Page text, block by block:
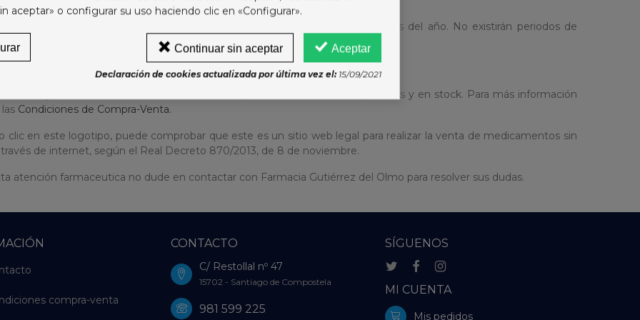
de los medicamentos incluyen IVA. Abierta de 8h a 23h horas los 365 días del año. No existirán periodos de
o vacacionales.
Condiciones de Compra-Venta.
de entrega es de 24/48 horas en días laborables para medicamentos disponibles y en stock. Para más información
Condiciones de Compra-Venta.
clic en este logotipo, puede comprobar que este es un sitio web legal para realizar la venta de medicamentos sin
de internet, según el Real Decreto 870/2013, de 8 de noviembre.
atención farmaceutica no dude en contactar con Farmacia Gutiérrez del Olmo para resolver sus dudas.
compra-venta
CONTACTO
C/ Restollal nº 47
15702 - Santiago de Compostela
981 599 225
SÍGUENOS
MI CUENTA
Mis pedidos
aceptar» o configurar su uso haciendo clic en «Configurar».
Aceptar
Continuar sin aceptar
Declaración de cookies actualizada por última vez el:15/09/2021